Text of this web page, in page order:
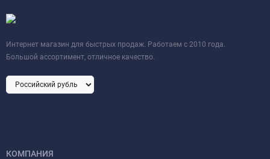
Интернет магазин для быстрых продаж. Работаем с 2010 года.
Большой ассортимент, отличное качество.
КОМПАНИЯ